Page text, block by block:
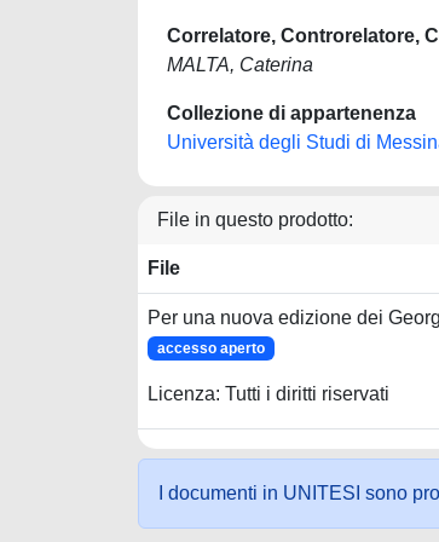
Correlatore, Controrelatore,
MALTA, Caterina
Collezione di appartenenza
Università degli Studi di
File in questo prodotto:
File
Per una nuova edizione dei
accesso aperto
Licenza: Tutti i diritti riservati
I documenti in UNITESI sono